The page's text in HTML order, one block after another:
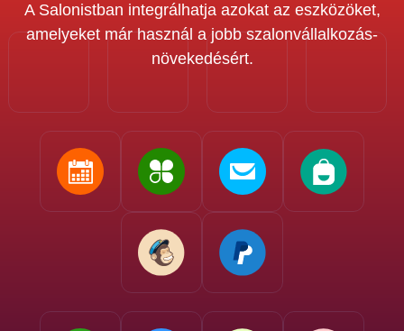
A Salonistban integrálhatja azokat az eszközöket,
amelyeket már használ a jobb szalonvállalkozás-
növekedésért.